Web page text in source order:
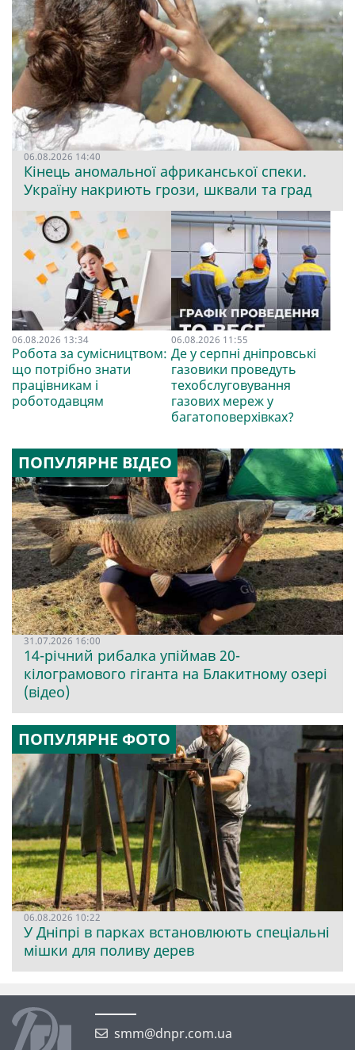
06.08.2026 14:40
Кінець аномальної африканської спеки.
Україну накриють грози, шквали та град
06.08.2026 13:34
Робота за сумісництвом:
що потрібно знати
працівникам і
роботодавцям
06.08.2026 11:55
Де у серпні дніпровські
газовики проведуть
техобслуговування
газових мереж у
багатоповерхівках?
ПОПУЛЯРНЕ ВІДЕО
31.07.2026 16:00
14-річний рибалка упіймав 20-
кілограмового гіганта на Блакитному озері
(відео)
ПОПУЛЯРНЕ ФОТО
06.08.2026 10:22
У Дніпрі в парках встановлюють спеціальні
мішки для поливу дерев
smm@dnpr.com.ua